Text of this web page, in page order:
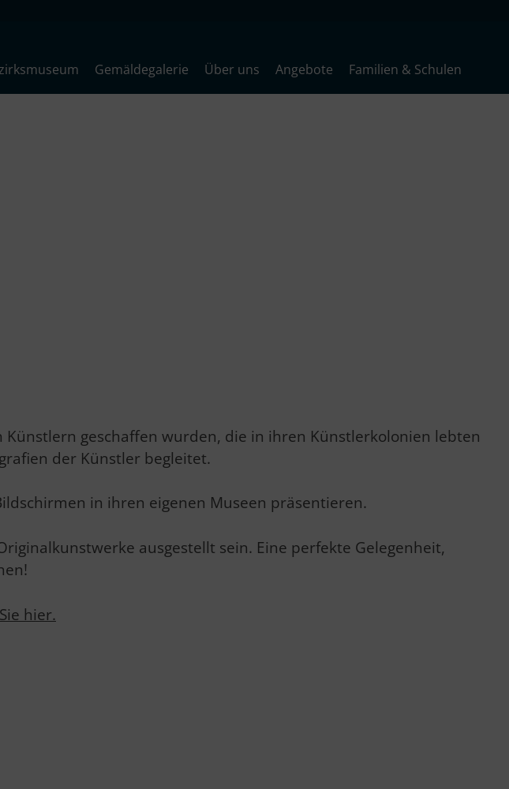
Gemäldegalerie Über uns Angebote Familien & Schulen
geschaffen wurden, die in ihren Künstlerkolonien lebten
der Künstler begleitet.
in ihren eigenen Museen präsentieren.
ausgestellt sein. Eine perfekte Gelegenheit,
hier.